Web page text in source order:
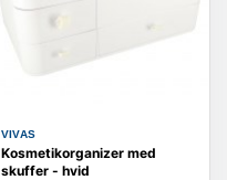
VIVAS
Kosmetikorganizer med
skuffer - hvid